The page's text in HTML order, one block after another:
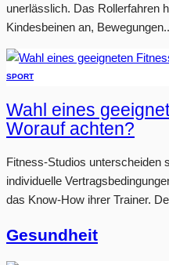
unerlässlich. Das Rollerfahren
Kindesbeinen an,
SPORT
Wahl eines
Worauf achten?
Fitness-Studios unterscheiden
individuelle
das Know-How ihrer Trainer.
Gesundheit